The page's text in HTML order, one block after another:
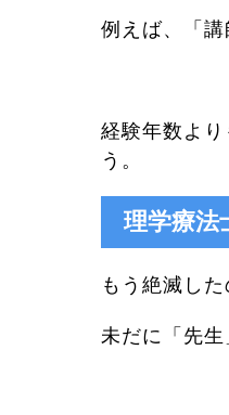
例えば、「
経験年数よ
う。
理学療
もう絶滅し
未だに「先